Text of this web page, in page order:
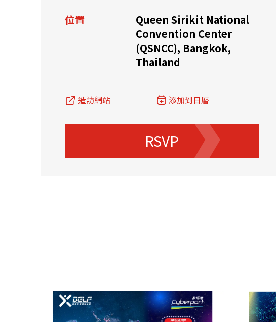
位置
Queen Sirikit National
Convention Center
(QSNCC), Bangkok,
Thailand
造訪網站 添加到日曆
RSVP